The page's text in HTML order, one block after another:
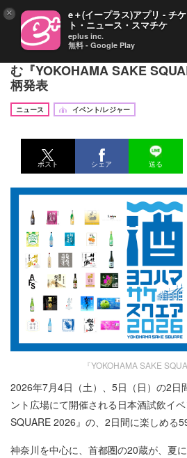
横浜赤レンガ倉庫で地酒×音楽
む『YOKOHAMA SAKE
柄発表
ニュース
イベント/レジャー
ポスト シェア 送る
『YOKOHAMA SAKE
2026年7月4日（土）、5日（日）の2日
ント広場にて開催される日本酒試飲イ
SQUARE 2026』の、2日間に楽しめる
神奈川を中心に、首都圏の20蔵が、夏
× e＋(イープラス)アプリ - チ
ト・ニュース・スマチケ
eplus inc.
無料 - Google Play